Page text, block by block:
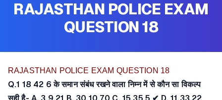
RAJASTHAN POLICE EXAM
QUESTION 18
RAJASTHAN POLICE EXAM QUESTION 18
Q.1 18 42 6 के समान संबंध रखने वाला निम्न में से कौन सा विकल्प